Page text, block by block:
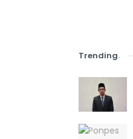
Trending.